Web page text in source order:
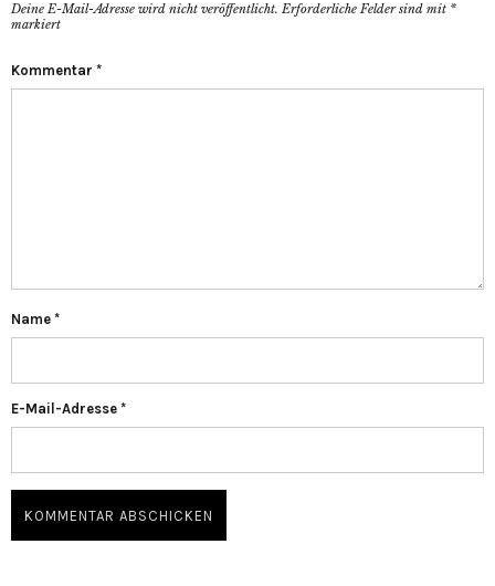
Deine E-Mail-Adresse wird nicht veröffentlicht. Erforderliche Felder sind mit *
markiert
Kommentar *
Name *
E-Mail-Adresse *